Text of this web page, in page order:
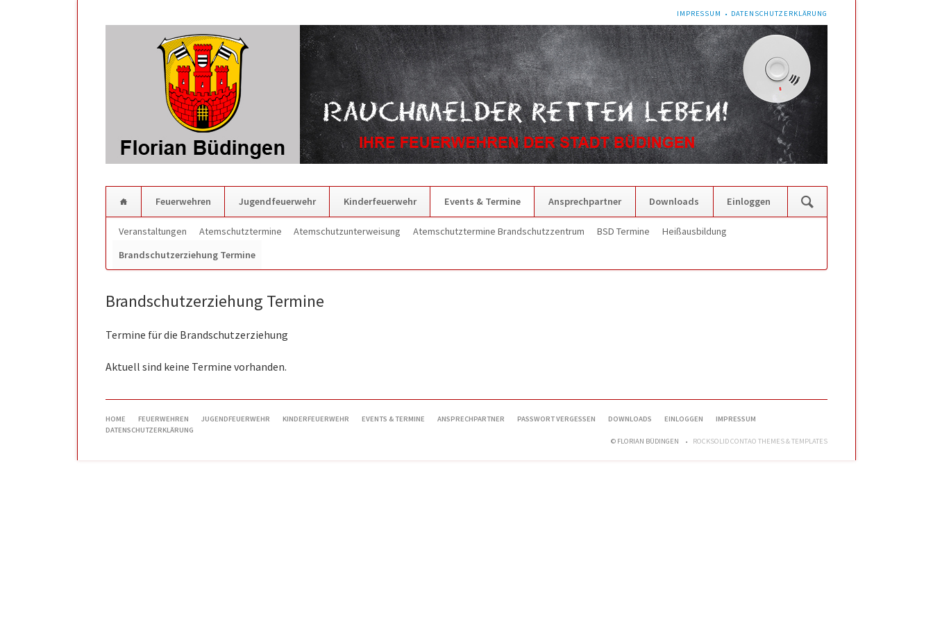
NAVIGATION
ÜBERSPRINGEN
IMPRESSUM DATENSCHUTZERKLÄRUNG
Navigation
überspringen
Feuerwehren Jugendfeuerwehr Kinderfeuerwehr Events & Termine Ansprechpartner Downloads Einloggen
Veranstaltungen Atemschutztermine Atemschutzunterweisung Atemschutztermine Brandschutzzentrum BSD Termine
Heißausbildung
Brandschutzerziehung Termine
Brandschutzerziehung Termine
Termine für die Brandschutzerziehung
Aktuell sind keine Termine vorhanden.
NAVIGATION
ÜBERSPRINGEN
HOME FEUERWEHREN JUGENDFEUERWEHR KINDERFEUERWEHR EVENTS & TERMINE ANSPRECHPARTNER PASSWORT VERGESSEN DOWNLOADS EINLOGGEN
IMPRESSUM
DATENSCHUTZERKLÄRUNG
© FLORIAN BÜDINGEN
ROCKSOLID CONTAO THEMES & TEMPLATES